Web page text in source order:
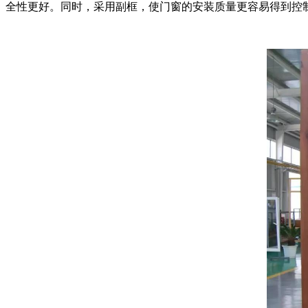
全性更好。同时，采用副框，使门窗的安装质量更容易得到控